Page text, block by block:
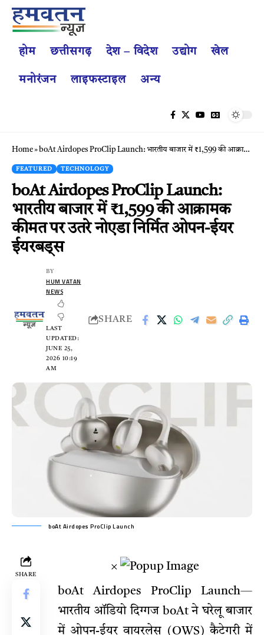
होम छत्तीसगढ़ देश – विदेश उद्योग खेल
मनोरंजन लाइफस्टाइल अन्य
Home» boAt Airdopes ProClip Launch: भारतीय बाजार में ₹1,599 की आक्रामक कीमत पर उतरे नोएडा निर्मित ओपन-ईयर ईयरबड्स
FEATURED TECHNOLOGY
boAt Airdopes ProClip Launch:
भारतीय बाजार में ₹1,599 की आक्रामक
कीमत पर उतरे नोएडा निर्मित ओपन-ईयर
ईयरबड्स
LAST
UPDATED:
JUNE 25,
2026 10:19
AM
BY
HUM VATAN
NEWS
SHARE
boAt Airdopes ProClip Launch
SHARE
×
boAt Airdopes ProClip Launch—
भारतीय ऑडियो दिग्गज boAt ने घरेलू बाजार
में ओपन-ईयर वायरलेस (OWS) कैटेगरी में